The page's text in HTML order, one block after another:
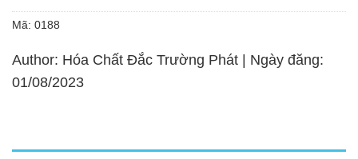
Mã: 0188
Author: Hóa Chất Đắc Trường Phát | Ngày đăng:
01/08/2023